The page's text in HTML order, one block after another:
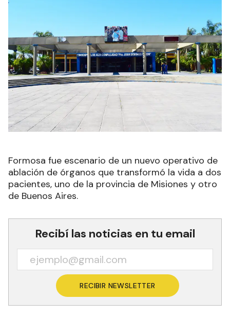
Formosa fue escenario de un nuevo operativo de
ablación de órganos que transformó la vida a dos
pacientes, uno de la provincia de Misiones y otro
de Buenos Aires.
Recibí las noticias en tu email
RECIBIR NEWSLETTER